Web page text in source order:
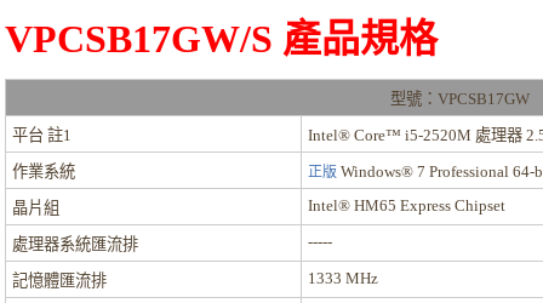
VPCSB17GW/S 產品規格
型號：VPCSB17GW
平台 註1
Intel® Core™ i5-2520M 處理器
作業系統
正版 Windows® 7 Professional
晶片組
Intel® HM65 Express Chipset
處理器系統匯流排 -----
記憶體匯流排 1333 MHz